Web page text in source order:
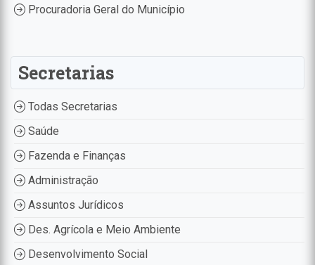
Procuradoria Geral do Município
Secretarias
Todas Secretarias
Saúde
Fazenda e Finanças
Administração
Assuntos Jurídicos
Des. Agrícola e Meio Ambiente
Desenvolvimento Social